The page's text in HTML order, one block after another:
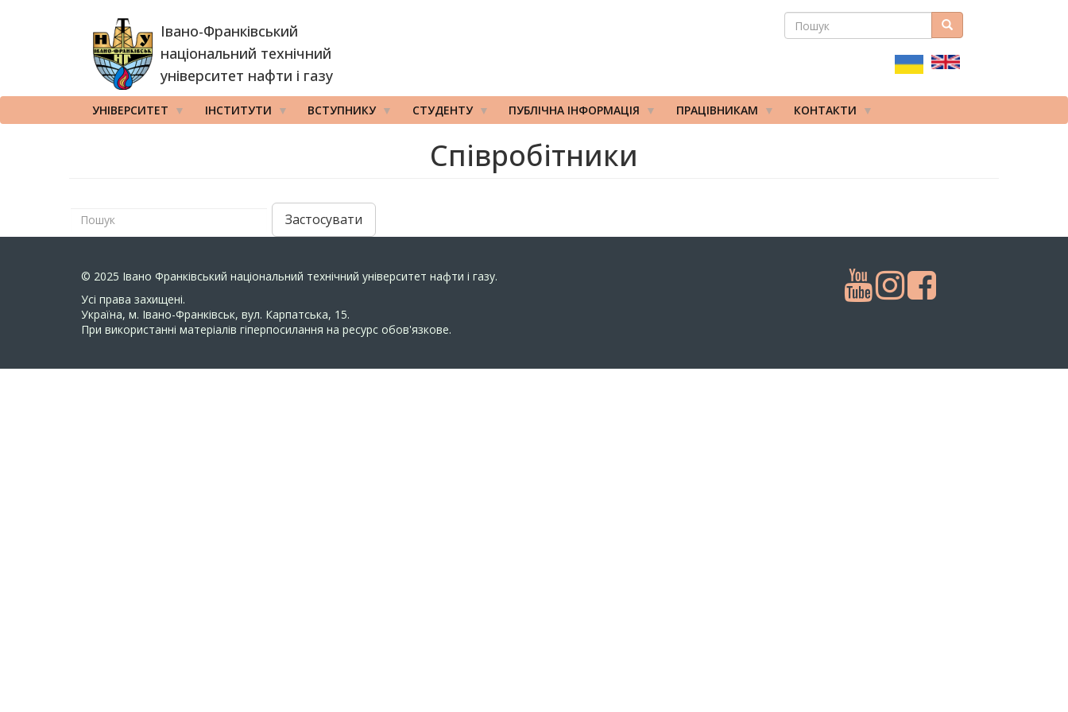
Івано-Франківський
національний технічний
університет нафти і газу
ПОШУКОВА
ПОШУК Пошук
УНІВЕРСИТЕТ ІНСТИТУТИ ВСТУПНИКУ СТУДЕНТУ ПУБЛІЧНА ІНФОРМАЦІЯ ПРАЦІВНИКАМ КОНТАКТИ
Співробітники
Застосувати
© 2025 Івано Франківський національний технічний університет нафти і газу.
Усi права захищенi.
Україна, м. Івано-Франківськ, вул. Карпатська, 15.
При використанні матеріалів гіперпосилання на ресурс обов'язкове.